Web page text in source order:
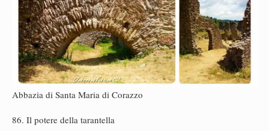
Abbazia di Santa Maria di Corazzo
86. Il potere della tarantella